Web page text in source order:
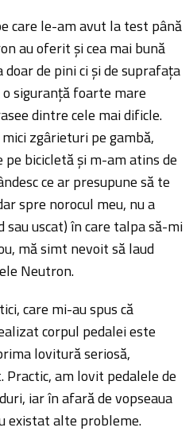
care le-am avut la test până
au oferit și cea mai bună
de pini ci și de suprafața
siguranță foarte mare
dintre cele mai dificle.
zgârieturi pe gambă,
pe bicicletă și m-am atins de
ce ar presupune să te
spre norocul meu, nu a
sau uscat) în care talpa să-mi
mă simt nevoit să laud
Neutron.
care mi-au spus că
corpul pedalei este
lovitură seriosă,
am lovit pedalele de
iar în afară de vopseaua
existat alte probleme.